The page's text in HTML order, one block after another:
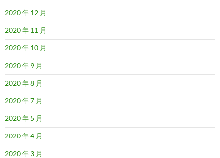
2020 年 12 月
2020 年 11 月
2020 年 10 月
2020 年 9 月
2020 年 8 月
2020 年 7 月
2020 年 5 月
2020 年 4 月
2020 年 3 月